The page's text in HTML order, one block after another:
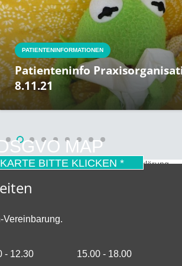
Praxisorganisation ab
MAP
BITTE KLICKEN *
Vereinbarung.
- 12.30 15.00 - 18.00